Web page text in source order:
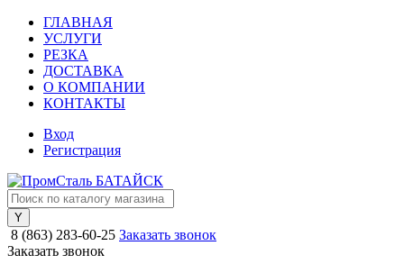
ГЛАВНАЯ
УСЛУГИ
РЕЗКА
ДОСТАВКА
О КОМПАНИИ
КОНТАКТЫ
Вход
Регистрация
8 (863) 283-60-25 Заказать звонок
Заказать звонок